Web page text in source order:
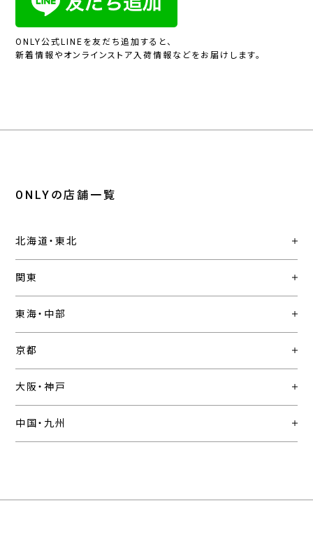
ONLY公式LINEを友だち追加すると、
新着情報やオンラインストア入荷情報などをお届けします。
ONLYの店舗一覧
北海道・東北
関東
東海・中部
京都
大阪・神戸
中国・九州